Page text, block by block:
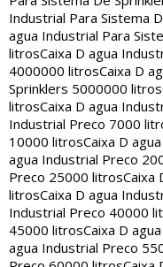
Industrial Para Sistema
agua Industrial Para
litrosCaixa D agua
4000000 litrosCaixa D
Sprinklers 5000000 litros
litrosCaixa D agua
Industrial Preco 7000
10000 litrosCaixa D
agua Industrial Preco
Preco 25000 litrosCaixa
litrosCaixa D agua
Industrial Preco 40000
45000 litrosCaixa D
agua Industrial Preco